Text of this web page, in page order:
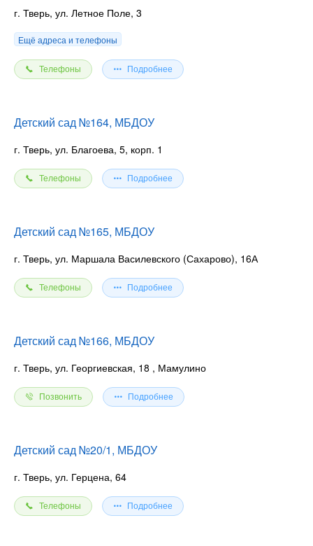
г. Тверь, ул. Летное Поле, 3
Ещё адреса и телефоны
Телефоны Подробнее
Детский сад №164, МБДОУ
г. Тверь, ул. Благоева, 5, корп. 1
Телефоны Подробнее
Детский сад №165, МБДОУ
г. Тверь, ул. Маршала Василевского (Сахарово), 16А
Телефоны Подробнее
Детский сад №166, МБДОУ
г. Тверь, ул. Георгиевская, 18 , Мамулино
Позвонить Подробнее
Детский сад №20/1, МБДОУ
г. Тверь, ул. Герцена, 64
Телефоны Подробнее